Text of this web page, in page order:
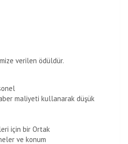
verilen ödüldür.
maliyeti kullanarak düşük
için bir Ortak
ve konum